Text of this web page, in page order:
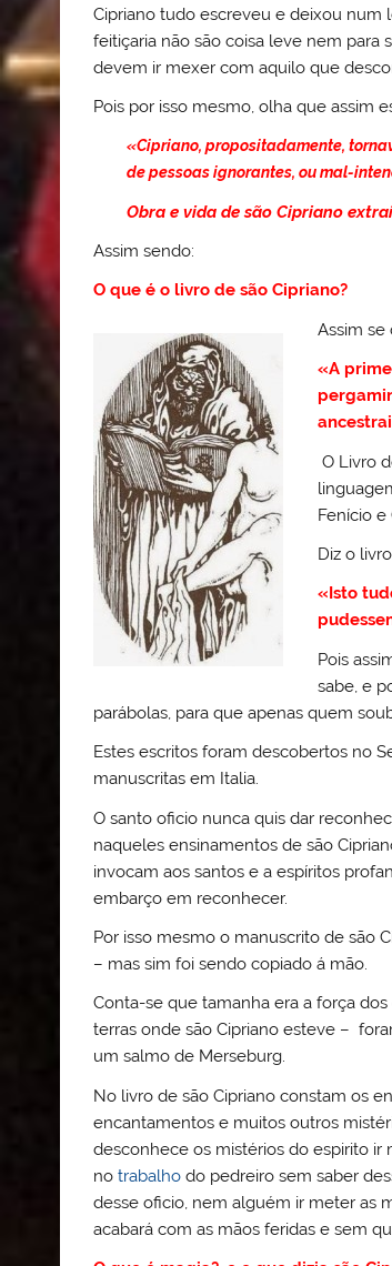
Cipriano tudo escreveu e deixou num
feitiçaria não são coisa leve nem
devem ir mexer com aquilo que
Pois por isso mesmo, olha que assim
«Cipriano, propositadamente,
de pessoas ignorantes, ou mal-
Obra e vida de são Cipriano
Assim sendo:
O que é o livro de são Cipriano?
Assim se
«A
O Livro
Fenício e
Diz o
«Isto
Pois
sabe, e
parábolas, para que apenas quem
Estes escritos foram descobertos no
manuscritas em Italia.
O santo oficio nunca quis dar
naqueles ensinamentos de são
invocam aos santos e a espíritos
embarço em reconhecer.
Por isso mesmo o manuscrito de são
– mas sim foi sendo copiado á mão.
Conta-se que tamanha era a força
terras onde são Cipriano esteve –
um salmo de Merseburg.
No livro de são Cipriano constam os
encantamentos e muitos outros
desconhece os mistérios do espirito
notrabalho do pedreiro sem saber
desse oficio, nem alguém ir meter as
acabará com as mãos feridas e sem